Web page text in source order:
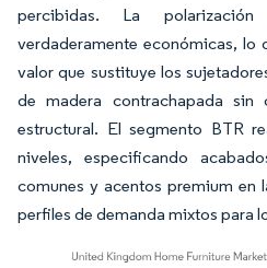
percibidas. La
verdaderamente económicas, lo
valor que sustituye los
de madera contrachapada sin
estructural. El segmento BTR
niveles, especificando
comunes y acentos premium en
perfiles de demanda mixtos para